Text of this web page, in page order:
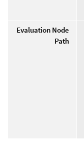
Evaluation Node
Path